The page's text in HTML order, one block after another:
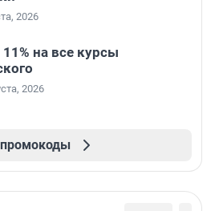
2026
на все курсы
2026
промокоды